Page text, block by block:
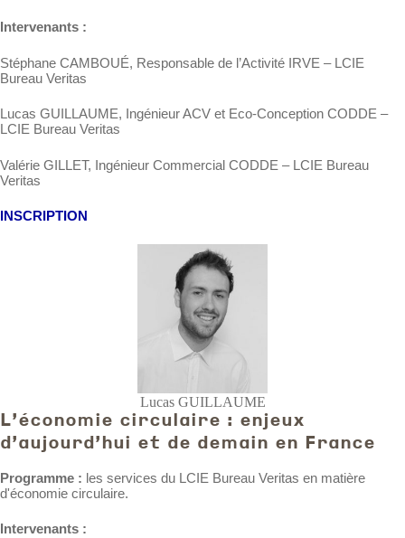
Intervenants :
Stéphane CAMBOUÉ, Responsable de l’Activité IRVE – LCIE
Bureau Veritas
Lucas GUILLAUME, Ingénieur ACV et Eco-Conception CODDE –
LCIE Bureau Veritas
Valérie GILLET, Ingénieur Commercial CODDE – LCIE Bureau
Veritas
INSCRIPTION
Lucas GUILLAUME
L'économie circulaire : enjeux
d'aujourd'hui et de demain en France
Programme : les services du LCIE Bureau Veritas en matière
d'économie circulaire.
Intervenants :